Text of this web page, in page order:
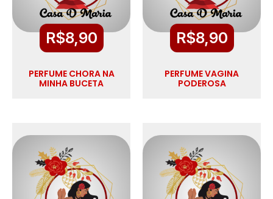
R$8,90
PERFUME CHORA NA
MINHA BUCETA
R$8,90
PERFUME VAGINA
PODEROSA